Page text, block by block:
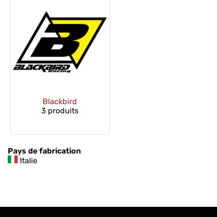
Blackbird
3 produits
Pays de fabrication
Italie